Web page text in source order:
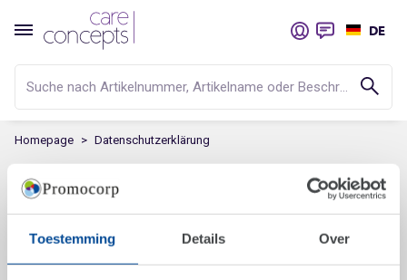
Toestemming Details Over
Suche nach Artikelnummer, Artikelname oder Beschreibung...
DE
Homepage Datenschutzerklärung
Datenschutzerklärung